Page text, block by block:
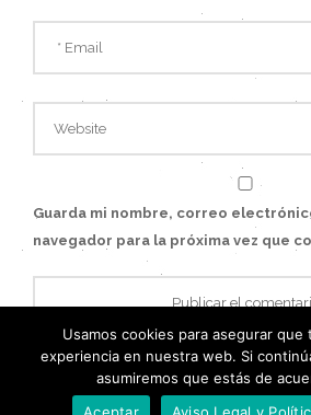
Guarda mi nombre, correo
navegador para la próxima vez que
Usamos cookies para asegurar que
experiencia en nuestra web. Si
asumiremos que estás de
Aceptar
Aviso Legal y